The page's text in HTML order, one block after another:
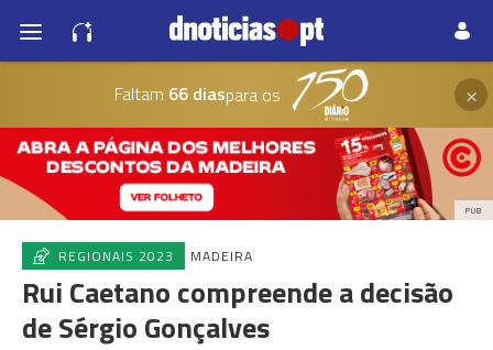
Faltam 66 diaspara os ×
PUB
REGIONAIS 2023 MADEIRA
Rui Caetano compreende a decisão
de Sérgio Gonçalves